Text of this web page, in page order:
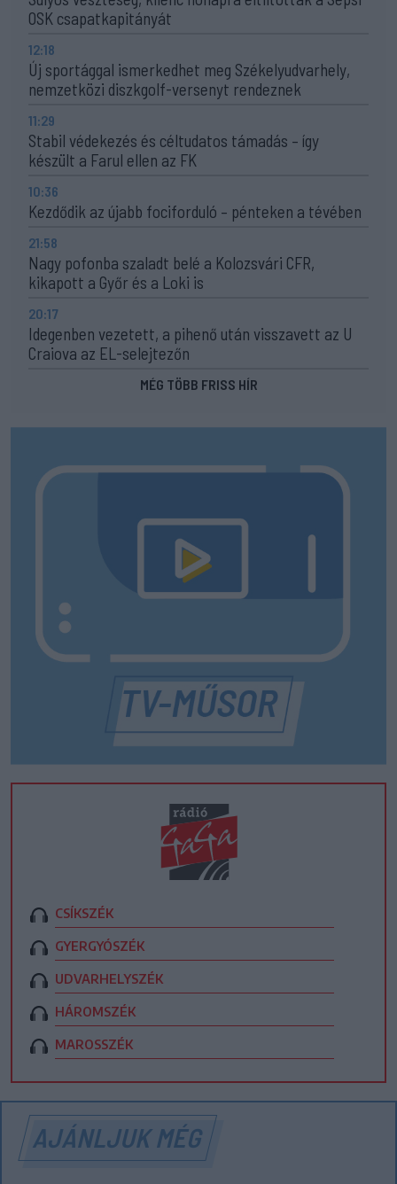
OSK csapatkapitányát
12:18
Új sportággal ismerkedhet meg Székelyudvarhely,
nemzetközi diszkgolf-versenyt rendeznek
11:29
Stabil védekezés és céltudatos támadás – így
készült a Farul ellen az FK
10:36
Kezdődik az újabb fociforduló – pénteken a tévében
21:58
Nagy pofonba szaladt belé a Kolozsvári CFR,
kikapott a Győr és a Loki is
20:17
Idegenben vezetett, a pihenő után visszavett az U
Craiova az EL-selejtezőn
MÉG TÖBB FRISS HÍR
CSÍKSZÉK
GYERGYÓSZÉK
UDVARHELYSZÉK
HÁROMSZÉK
MAROSSZÉK
AJÁNLJUK MÉG